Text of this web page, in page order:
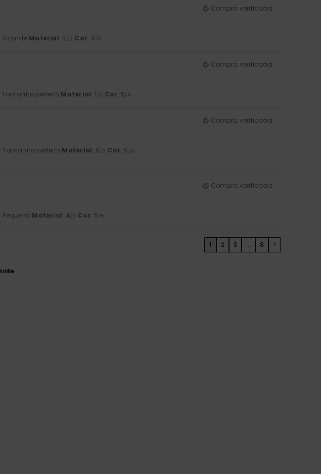
Compra verificada
: Grande Material: 4 /5 Cor: 4/5
Compra verificada
Tamanho perfeito Material: 1/5 Cor: 5/5
Compra verificada
: Tamanho perfeito Material: 5/5 Cor: 5/5
Compra verificada
: Pequeno Material: 4/5 Cor: 5/5
1 2 3 ... 8 >